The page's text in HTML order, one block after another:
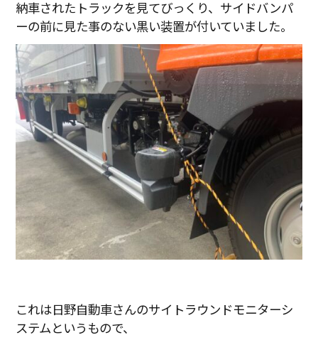
納車されたトラックを見てびっくり、サイドバンパ
ーの前に見た事のない黒い装置が付いていました。
これは日野自動車さんのサイトラウンドモニターシ
ステムというもので、